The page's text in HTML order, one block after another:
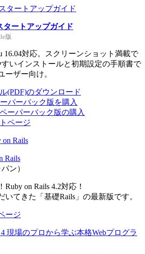
ートアップガイド
版
16.04対応。スクリーンショット満載で
いインストールと初期設定の手順書で
ーザー向け。
(PDF)のダウンロード
パーバック版を購入
ーパーバック版の購入
ページ
Rails
ン）
Ruby on Rails 4.2対応！
いてきた「基礎Rails」の最新版です。
ージ